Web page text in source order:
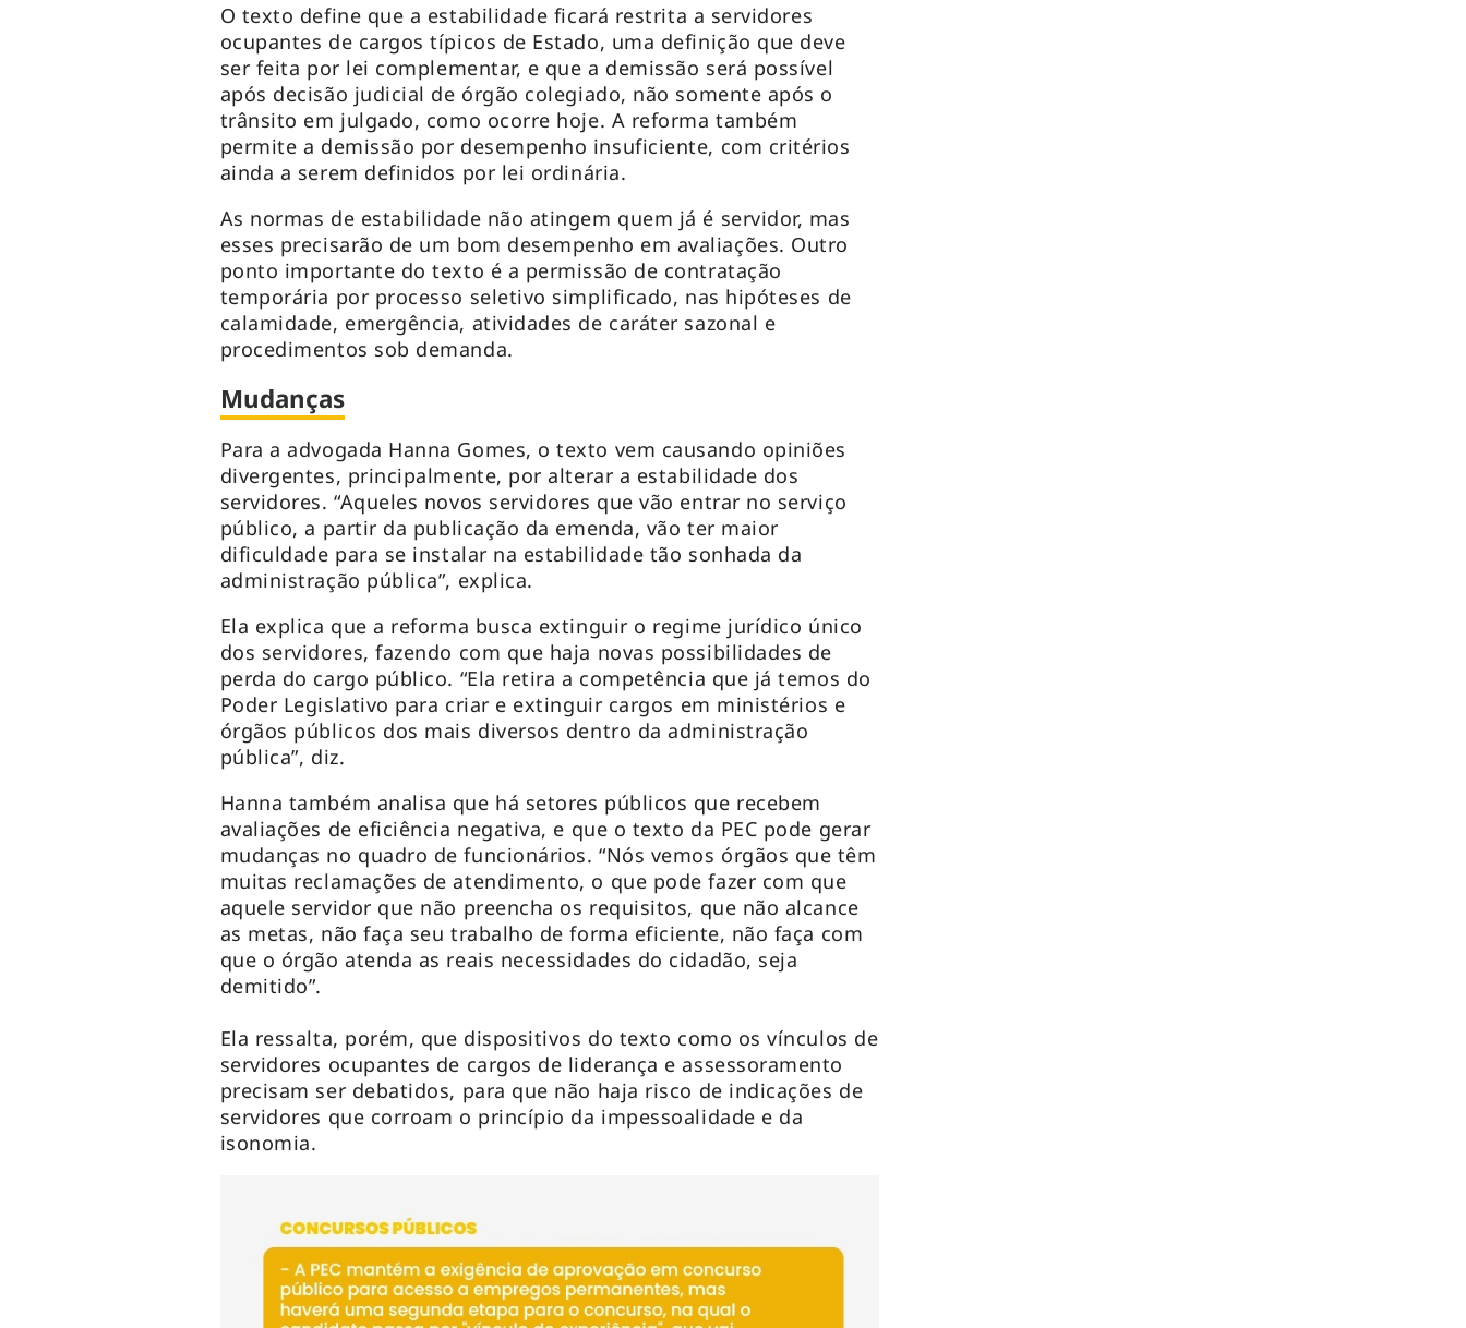
O texto define que a estabilidade ficará restrita a servidores
ocupantes de cargos típicos de Estado, uma definição que deve
ser feita por lei complementar, e que a demissão será possível
após decisão judicial de órgão colegiado, não somente após o
trânsito em julgado, como ocorre hoje. A reforma também
permite a demissão por desempenho insuficiente, com critérios
ainda a serem definidos por lei ordinária.
As normas de estabilidade não atingem quem já é servidor, mas
esses precisarão de um bom desempenho em avaliações. Outro
ponto importante do texto é a permissão de contratação
temporária por processo seletivo simplificado, nas hipóteses de
calamidade, emergência, atividades de caráter sazonal e
procedimentos sob demanda.
Mudanças
Para a advogada Hanna Gomes, o texto vem causando opiniões
divergentes, principalmente, por alterar a estabilidade dos
servidores. “Aqueles novos servidores que vão entrar no serviço
público, a partir da publicação da emenda, vão ter maior
dificuldade para se instalar na estabilidade tão sonhada da
administração pública”, explica.
Ela explica que a reforma busca extinguir o regime jurídico único
dos servidores, fazendo com que haja novas possibilidades de
perda do cargo público. “Ela retira a competência que já temos do
Poder Legislativo para criar e extinguir cargos em ministérios e
órgãos públicos dos mais diversos dentro da administração
pública”, diz.
Hanna também analisa que há setores públicos que recebem
avaliações de eficiência negativa, e que o texto da PEC pode gerar
mudanças no quadro de funcionários. “Nós vemos órgãos que têm
muitas reclamações de atendimento, o que pode fazer com que
aquele servidor que não preencha os requisitos, que não alcance
as metas, não faça seu trabalho de forma eficiente, não faça com
que o órgão atenda as reais necessidades do cidadão, seja
demitido”.
Ela ressalta, porém, que dispositivos do texto como os vínculos de
servidores ocupantes de cargos de liderança e assessoramento
precisam ser debatidos, para que não haja risco de indicações de
servidores que corroam o princípio da impessoalidade e da
isonomia.